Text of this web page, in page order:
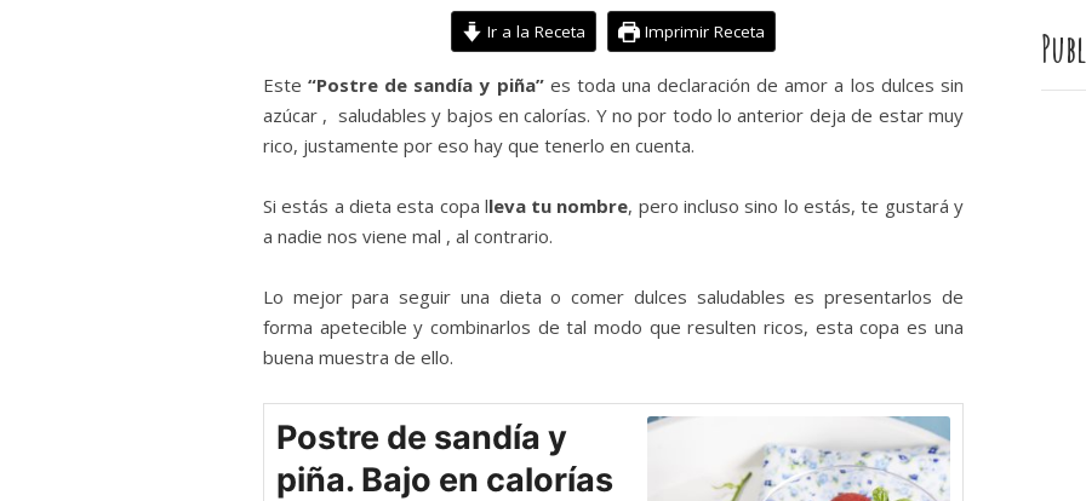
Ir a la Receta Imprimir Receta
Este“Postre de sandía y piña”es toda una declaración de amor a los dulces sin
azúcar , saludables y bajos en calorías. Y no por todo lo anterior deja de estar muy
rico, justamente por eso hay que tenerlo en cuenta.
Si estás a dieta esta copa lleva tu nombre, pero incluso sino lo estás, te gustará y
a nadie nos viene mal , al contrario.
Lo mejor para seguir una dieta o comer dulces saludables es presentarlos de
forma apetecible y combinarlos de tal modo que resulten ricos, esta copa es una
buena muestra de ello.
Postre de sandía y
piña. Bajo en calorías